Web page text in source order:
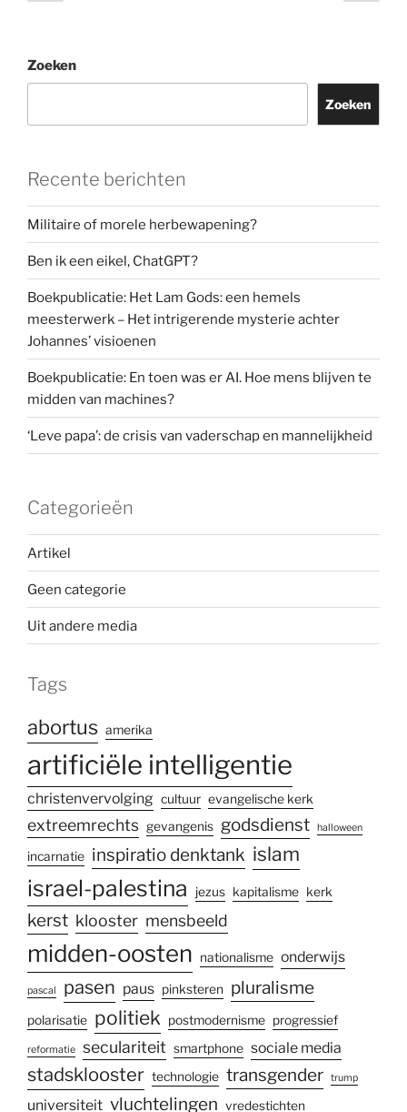
Zoeken
Zoeken
Recente berichten
Militaire of morele herbewapening?
Ben ik een eikel, ChatGPT?
Boekpublicatie: Het Lam Gods: een hemels
meesterwerk – Het intrigerende mysterie achter
Johannes’ visioenen
Boekpublicatie: En toen was er AI. Hoe mens blijven te
midden van machines?
‘Leve papa’: de crisis van vaderschap en mannelijkheid
Categorieën
Artikel
Geen categorie
Uit andere media
Tags
abortus amerika
artificiële intelligentie
christenvervolging cultuur evangelische kerk
extreemrechts gevangenis godsdienst halloween
incarnatie inspiratio denktank islam
israel-palestina jezus kapitalisme kerk
kerst klooster mensbeeld
midden-oosten nationalisme onderwijs
pascal pasen paus pinksteren pluralisme
polarisatie politiek postmodernisme progressief
reformatie seculariteit smartphone sociale media
stadsklooster technologie transgender trump
universiteit vluchtelingen vredestichten